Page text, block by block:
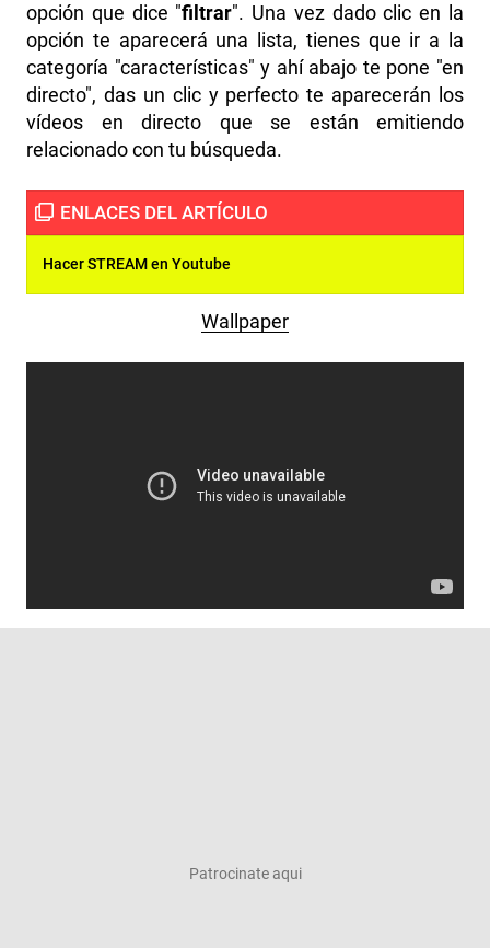
opción que dice "filtrar". Una vez dado clic en la
opción te aparecerá una lista, tienes que ir a la
categoría "características" y ahí abajo te pone "en
directo", das un clic y perfecto te aparecerán los
vídeos en directo que se están emitiendo
relacionado con tu búsqueda.
Hacer STREAM en Youtube
Wallpaper